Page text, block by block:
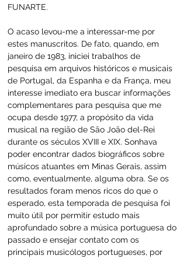
FUNARTE.
O acaso levou-me a interessar-me por
estes manuscritos. De fato, quando, em
janeiro de 1983, iniciei trabalhos de
pesquisa em arquivos históricos e musicais
de Portugal, da Espanha e da França, meu
interesse imediato era buscar informações
complementares para pesquisa que me
ocupa desde 1977, a propósito da vida
musical na região de São João del-Rei
durante os séculos XVIII e XIX. Sonhava
poder encontrar dados biográficos sobre
músicos atuantes em Minas Gerais, assim
como, eventualmente, alguma obra. Se os
resultados foram menos ricos do que o
esperado, esta temporada de pesquisa foi
muito útil por permitir estudo mais
aprofundado sobre a música portuguesa do
passado e ensejar contato com os
principais musicólogos portugueses, por